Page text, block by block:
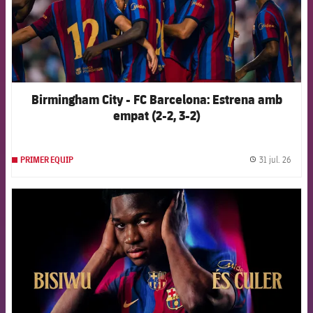
Birmingham City - FC Barcelona: Estrena amb
empat (2-2, 3-2)
PRIMER EQUIP 31 jul. 26
FCB Barcelona badge